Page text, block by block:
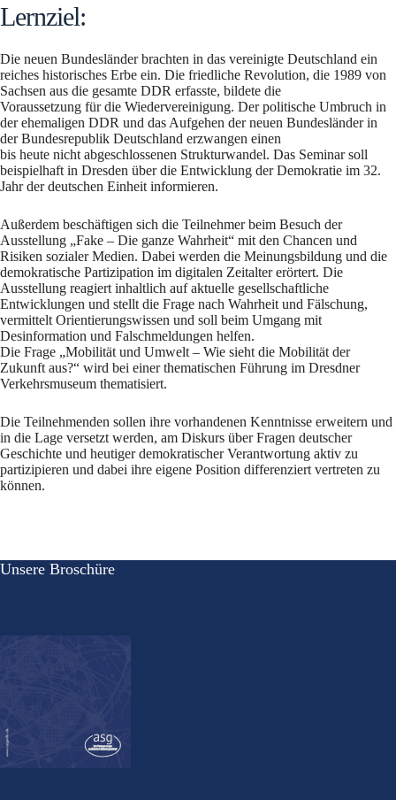
Lernziel:
Die neuen Bundesländer brachten in das vereinigte Deutschland ein
reiches historisches Erbe ein. Die friedliche Revolution, die 1989 von
Sachsen aus die gesamte DDR erfasste, bildete die
Voraussetzung für die Wiedervereinigung. Der politische Umbruch in
der ehemaligen DDR und das Aufgehen der neuen Bundesländer in
der Bundesrepublik Deutschland erzwangen einen
bis heute nicht abgeschlossenen Strukturwandel. Das Seminar soll
beispielhaft in Dresden über die Entwicklung der Demokratie im 32.
Jahr der deutschen Einheit informieren.
Außerdem beschäftigen sich die Teilnehmer beim Besuch der
Ausstellung „Fake – Die ganze Wahrheit“ mit den Chancen und
Risiken sozialer Medien. Dabei werden die Meinungsbildung und die
demokratische Partizipation im digitalen Zeitalter erörtert. Die
Ausstellung reagiert inhaltlich auf aktuelle gesellschaftliche
Entwicklungen und stellt die Frage nach Wahrheit und Fälschung,
vermittelt Orientierungswissen und soll beim Umgang mit
Desinformation und Falschmeldungen helfen.
Die Frage „Mobilität und Umwelt – Wie sieht die Mobilität der
Zukunft aus?“ wird bei einer thematischen Führung im Dresdner
Verkehrsmuseum thematisiert.
Die Teilnehmenden sollen ihre vorhandenen Kenntnisse erweitern und
in die Lage versetzt werden, am Diskurs über Fragen deutscher
Geschichte und heutiger demokratischer Verantwortung aktiv zu
partizipieren und dabei ihre eigene Position differenziert vertreten zu
können.
Unsere Broschüre